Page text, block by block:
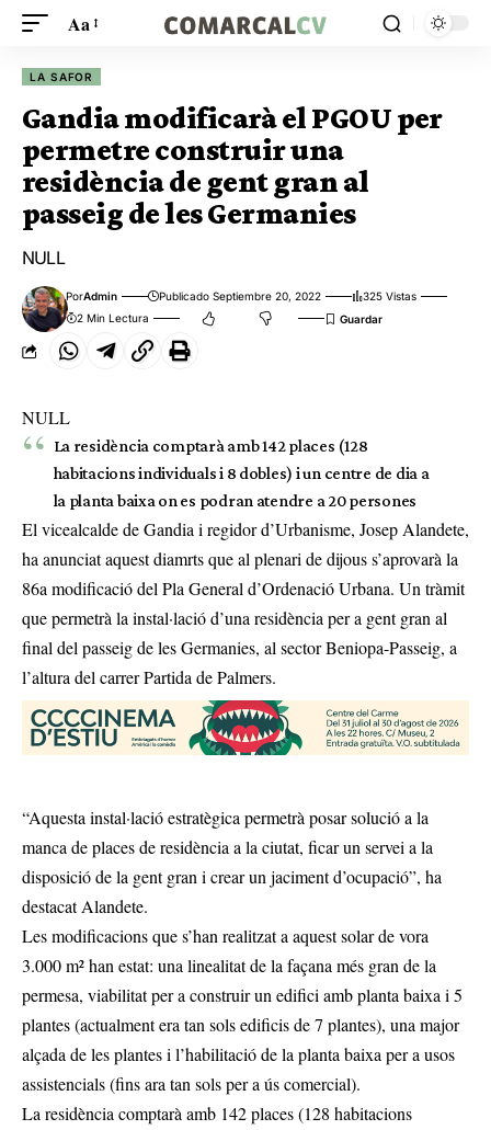
Aa
LA SAFOR
Gandia modificarà el PGOU per
permetre construir una
residència de gent gran al
passeig de les Germanies
NULL
PorAdmin Publicado Septiembre 20, 2022
325 Vistas
2 Min Lectura
NULL
La residència comptarà amb 142 places (128
habitacions individuals i 8 dobles) i un centre de dia a
la planta baixa on es podran atendre a 20 persones
El vicealcalde de Gandia i regidor d’Urbanisme, Josep Alandete,
ha anunciat aquest diamrts que al plenari de dijous s’aprovarà la
86a modificació del Pla General d’Ordenació Urbana. Un tràmit
que permetrà la instal·lació d’una residència per a gent gran al
final del passeig de les Germanies, al sector Beniopa-Passeig, a
l’altura del carrer Partida de Palmers.
“Aquesta instal·lació estratègica permetrà posar solució a la
manca de places de residència a la ciutat, ficar un servei a la
disposició de la gent gran i crear un jaciment d’ocupació”, ha
destacat Alandete.
Les modificacions que s’han realitzat a aquest solar de vora
3.000 m² han estat: una linealitat de la façana més gran de la
permesa, viabilitat per a construir un edifici amb planta baixa i 5
plantes (actualment era tan sols edificis de 7 plantes), una major
alçada de les plantes i l’habilitació de la planta baixa per a usos
assistencials (fins ara tan sols per a ús comercial).
La residència comptarà amb 142 places (128 habitacions